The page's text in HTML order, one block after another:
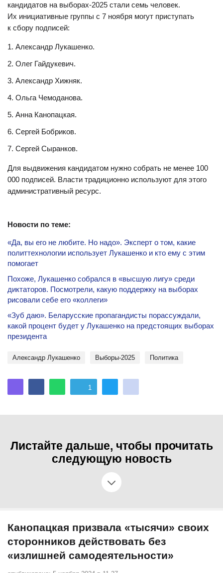
кандидатов на выборах-2025 стали семь человек.
Их инициативные группы с 7 ноября могут приступать
к сбору подписей:
Александр Лукашенко.
Олег Гайдукевич.
Александр Хижняк.
Ольга Чемоданова.
Анна Канопацкая.
Сергей Бобриков.
Сергей Сыранков.
Для выдвижения кандидатом нужно собрать не менее 100
000 подписей. Власти традиционно используют для этого
административный ресурс.
Новости по теме:
«Да, вы его не любите. Но надо». Эксперт о том, какие
политтехнологии использует Лукашенко и кто ему с этим
помогает
Похоже, Лукашенко собрался в «высшую лигу» среди
диктаторов. Посмотрели, какую поддержку на выборах
рисовали себе его «коллеги»
«Зуб даю». Беларусские пропагандисты порассуждали,
какой процент будет у Лукашенко на предстоящих выборах
президента
Александр Лукашенко Выборы-2025 политика
1
Листайте дальше, чтобы прочитать
следующую новость